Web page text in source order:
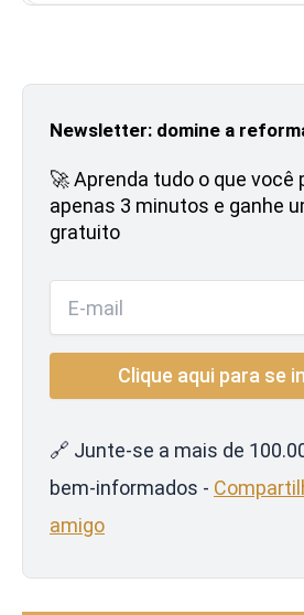
Newsletter: domine a
🚀 Aprenda tudo o que você
apenas 3 minutos e ganhe
gratuito
🔗 Junte-se a mais de
bem-informados -
amigo